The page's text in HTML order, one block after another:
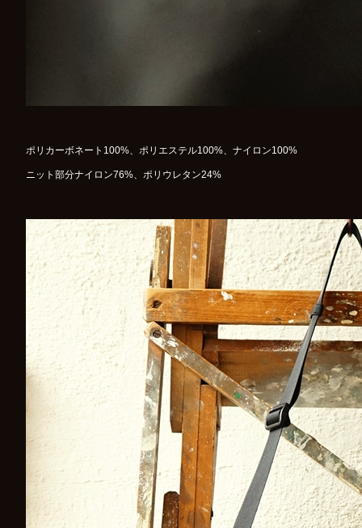
ポリカーボネート100%、ポリエステル100%、ナイロン100%
ニット部分ナイロン76%、ポリウレタン24%